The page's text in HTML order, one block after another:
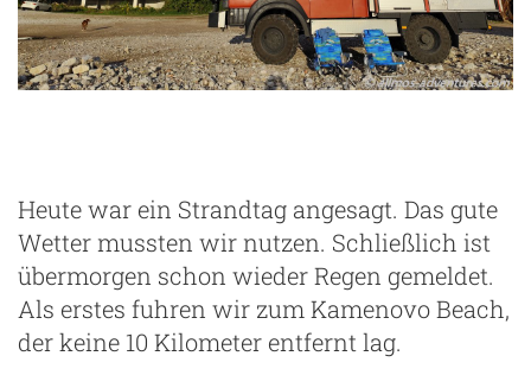
Heute war ein Strandtag angesagt. Das gute
Wetter mussten wir nutzen. Schließlich ist
übermorgen schon wieder Regen gemeldet.
Als erstes fuhren wir zum Kamenovo Beach,
der keine 10 Kilometer entfernt lag.